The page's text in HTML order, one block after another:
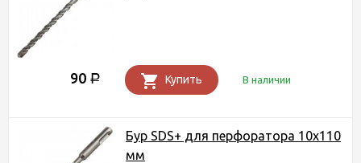
90 Р Купить В наличии
Бур SDS+ для перфоратора 10х110
мм